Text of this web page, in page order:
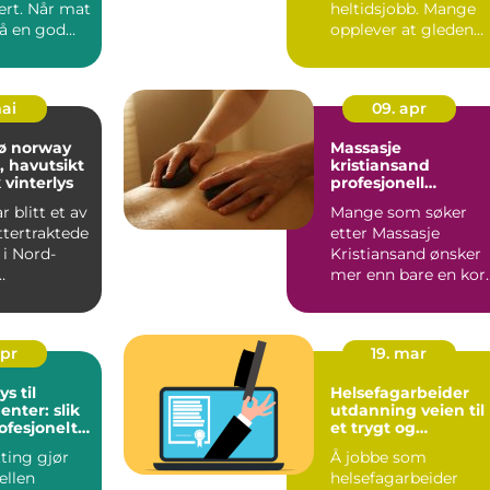
Når mat
en god
heltidsjobb. Mange
opplever at gleden
dru...
norway
havutsikt
vinterlys
blitt et av
Nord-
09. apr
Massasje
kristiansand
profesjonell
kropp og sinn
Mange som søker
etter Massasje
Kristiansand ønsker
mer enn bare en kort
De vil ...
til
slik
gjør
19. mar
Helsefagarbeider
utdanning veien til
et trygt og
meningsfylt yrke
Å jobbe som
helsefagarbeider